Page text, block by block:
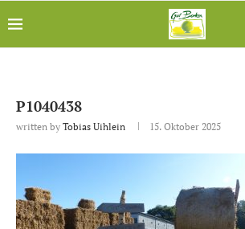
P1040438
written by Tobias Uihlein 15. Oktober 2025